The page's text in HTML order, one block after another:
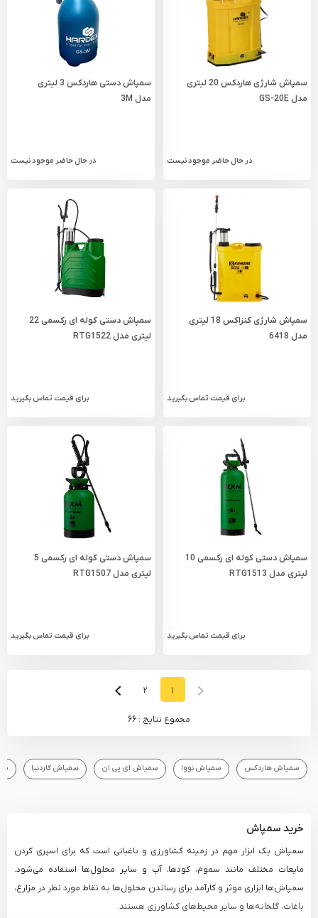
سمپاش شارژی هاردکس 20 لیتری
مدل GS-20E
در حال حاضر موجود نیست
سمپاش دستی هاردکس 3 لیتری
مدل 3M
در حال حاضر موجود نیست
سمپاش شارژی کنزاکس 18 لیتری
مدل 6418
برای قیمت تماس بگیرید
سمپاش دستی کوله ای رکسمی 22
لیتری مدل RTG1522
برای قیمت تماس بگیرید
سمپاش دستی کوله ای رکسمی 10
لیتری مدل RTG1513
برای قیمت تماس بگیرید
سمپاش دستی کوله ای رکسمی 5
لیتری مدل RTG1507
برای قیمت تماس بگیرید
Previous Page
Prev
1
2
Next Page
Next
مجموع نتایج : 66
سمپاش هاردکس سمپاش نووا سمپاش ای پی ان سمپاش گاردنیا
خرید سمپاش
سمپاش یک ابزار مهم در زمینه کشاورزی و باغبانی است که برای اسپری کردن
مایعات مختلف مانند سموم، کودها، آب و سایر محلول‌ها استفاده می‌شود.
سمپاش‌ها ابزاری موثر و کارآمد برای رساندن محلول‌ها به نقاط مورد نظر در مزارع،
باغات، گلخانه‌ها و سایر محیط‌های کشاورزی هستند.